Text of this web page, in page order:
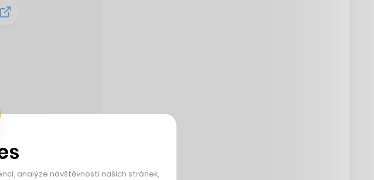
analýze návštěvnosti našich stránek,